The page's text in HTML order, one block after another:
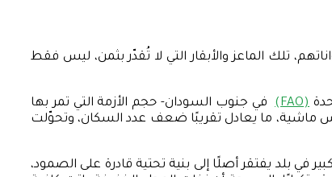
تلك الماعز والأبقار التي لا تُقدّر بثمن، ليس فقط
(FAO)
في جنوب السودان- حجم الأزمة التي تمر بها
من العائلات التي كانت مكتفية ذاتيًّا، باتت اليوم تنتظر المعونات، وقد فقدت البلاد ما يقرب من 34 مليون رأس ماشية، ما يعادل تقريبًا ضعف عدد السكان، وتحوّلت
آخرها في أكتوبر الماضي، حيث تضرر أكثر من 300 ألف شخص، وهو عدد كبير في بلد يفتقر أصلًا إلى بنية تحتية قادرة على الصمود،